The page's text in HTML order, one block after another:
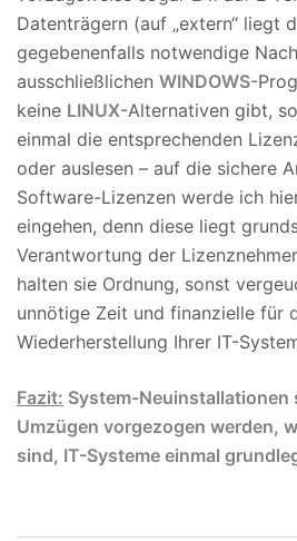
Datenträgern (auf „extern“ liegt
gegebenenfalls notwendige
ausschließlichen WINDOWS-
keine LINUX-Alternativen gibt,
einmal die entsprechenden
oder auslesen – auf die sichere
Software-Lizenzen werde ich
eingehen, denn diese liegt
Verantwortung der
halten sie Ordnung, sonst
unnötige Zeit und finanzielle für
Wiederherstellung Ihrer IT-
Fazit: System-Neuinstallationen
Umzügen vorgezogen werden,
sind, IT-Systeme einmal